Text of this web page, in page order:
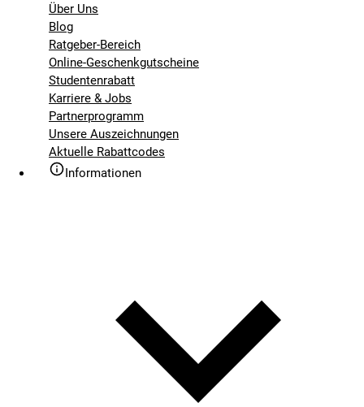
Über Uns
Blog
Ratgeber-Bereich
Online-Geschenkgutscheine
Studentenrabatt
Karriere & Jobs
Partnerprogramm
Unsere Auszeichnungen
Aktuelle Rabattcodes
Informationen